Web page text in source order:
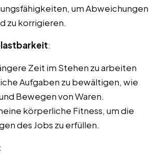
um Abweichungen
zu korrigieren.
:
Zeit im Stehen zu arbeiten
Aufgaben zu bewältigen, wie
Bewegen von Waren.
körperliche Fitness, um die
des Jobs zu erfüllen.
: